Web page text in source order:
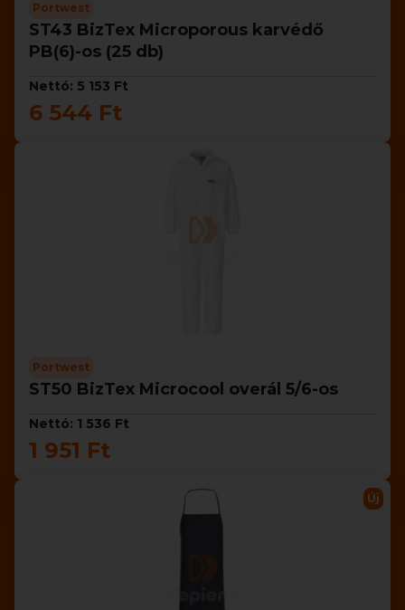
Portwest
ST43 BizTex Microporous karvédő
PB(6)-os (25 db)
Nettó: 5 153 Ft
6 544 Ft
Portwest
ST50 BizTex Microcool overál 5/6-os
Nettó: 1 536 Ft
1 951 Ft
Új